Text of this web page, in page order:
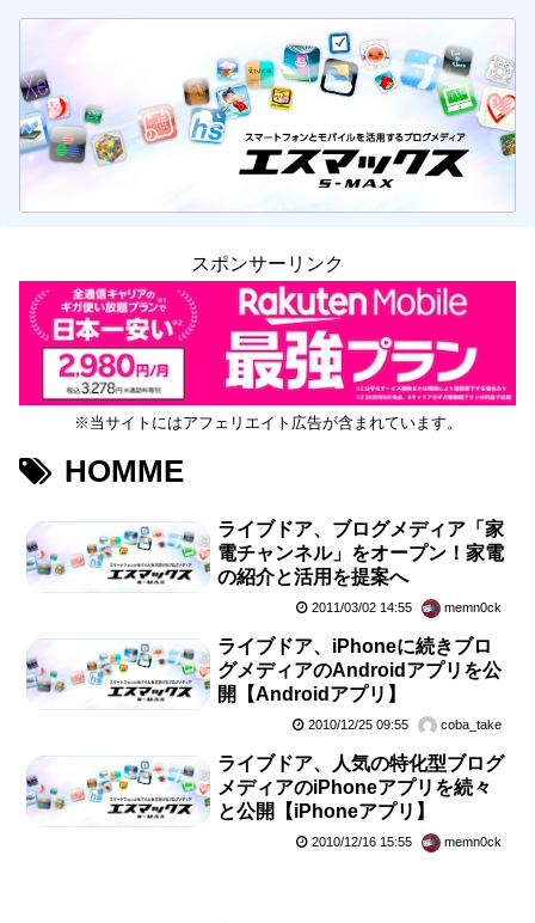
スポンサーリンク
※当サイトにはアフェリエイト広告が含まれています。
HOMME
ライブドア、ブログメディア「家
電チャンネル」をオープン！家電
の紹介と活用を提案へ
2011/03/02 14:55 memn0ck
ライブドア、iPhoneに続きブロ
グメディアのAndroidアプリを公
開【Androidアプリ】
2010/12/25 09:55 coba_take
ライブドア、人気の特化型ブログ
メディアのiPhoneアプリを続々
と公開【iPhoneアプリ】
2010/12/16 15:55 memn0ck